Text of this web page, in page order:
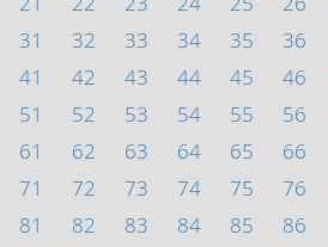
31
32 33 34 35 36
41
42 43 44 45 46
51
52 53 54 55 56
61
62 63 64 65 66
71
72 73 74 75 76
81
82 83 84 85 86